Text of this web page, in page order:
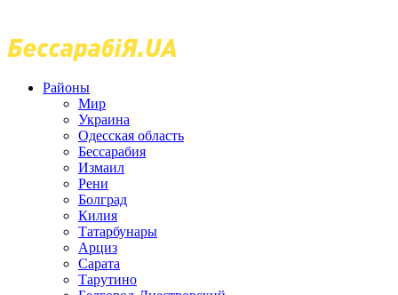
Районы
Мир
Украина
Одесская область
Бессарабия
Измаил
Рени
Болград
Килия
Татарбунары
Арциз
Сарата
Тарутино